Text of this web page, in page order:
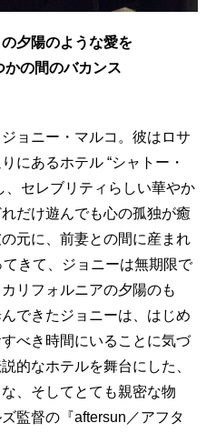
夕陽のような愛を
の間のバカンス
ョニー・マルコ。彼はロサ
にあるホテル “シャトー・
、セレブリティらしい華やか
だけ遊んでも心の孤独が癒
元に、前妻との間に産まれ
きて、ジョニーは無期限で
リフォルニアの夕陽のも
できたジョニーは、はじめ
べき時間にいることに気づ
的なホテルを舞台にした、
、そしてとても親密な物
監督の『aftersun／アフタ